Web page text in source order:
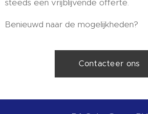
steeds een vrijblijvende offerte.
Benieuwd naar de mogelijkheden?
Contacteer ons